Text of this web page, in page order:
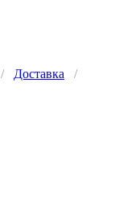
/ Доставка
/